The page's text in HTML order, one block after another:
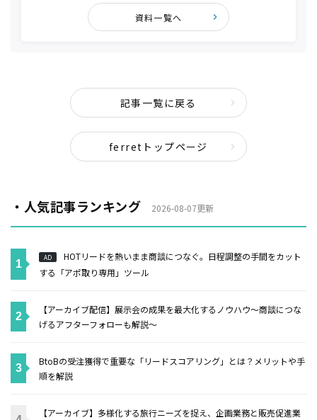
資料一覧へ
記事一覧に戻る
ferretトップページ
・人気記事ランキング 2026-08-07更新
AD
HOTリードを熱いまま商談につなぐ。日程調整の手間をカット
する「アポ取り専用」ツール
【アーカイブ配信】展示会の成果を最大化するノウハウ～商談につな
げるアフターフォローも解説～
BtoBの受注獲得で重要な「リードスコアリング」とは？メリットや手
順を解説
【アーカイブ】多様化する旅行ニーズを捉え、企画業務と販売促進業